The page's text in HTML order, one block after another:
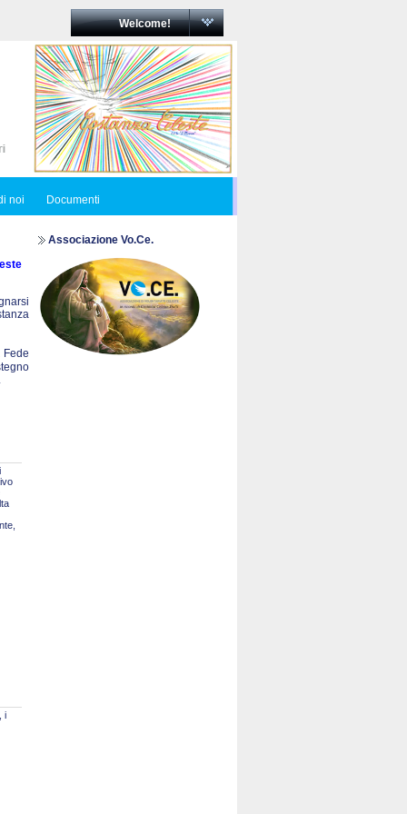
Welcome!
noi Documenti
i
Associazione Vo.Ce.